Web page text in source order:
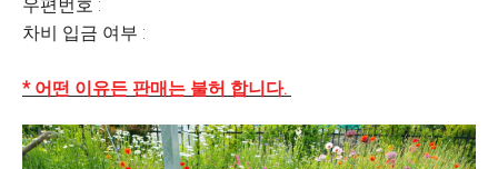
우편번호 :
차비 입금 여부 :
* 어떤 이유든 판매는 불허 합니다.